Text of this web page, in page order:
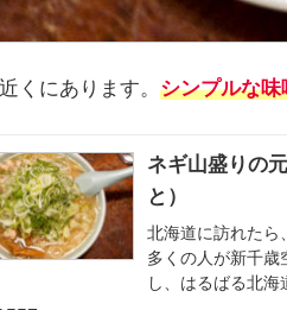
くにあります。 シンプルな味
ネギ山盛りの
と）
北海道に訪れたら
多くの人が新千歳
し、はるばる北